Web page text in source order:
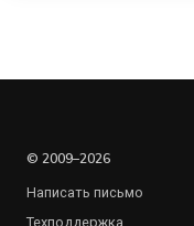
© 2009–2026
Написать письмо
Техподдержка